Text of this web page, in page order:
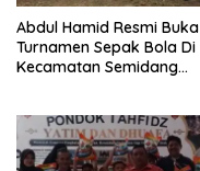
Abdul Hamid Resmi Buka
Turnamen Sepak Bola Di
Kecamatan Semidang
Tahun 2026